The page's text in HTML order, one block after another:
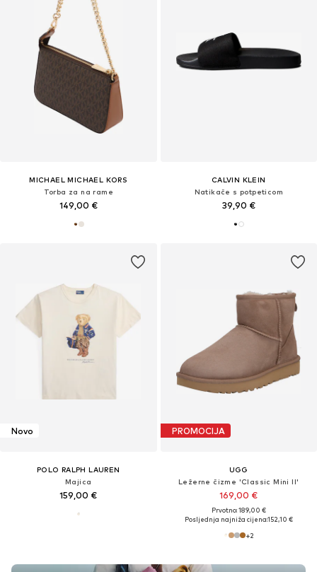
MICHAEL MICHAEL KORS
Torba za na rame
149,00 €
CALVIN KLEIN
Natikače s potpeticom
39,90 €
Novo
POLO RALPH LAUREN
Majica
159,00 €
PROMOCIJA
UGG
Ležerne čizme 'Classic Mini II'
169,00 €
Prvotno: 189,00 €
Posljednja najniža cijena:152,10 €
+2